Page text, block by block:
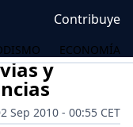
Contribuye
ECONOMÍA
y
Sep 2010 - 00:55 CET